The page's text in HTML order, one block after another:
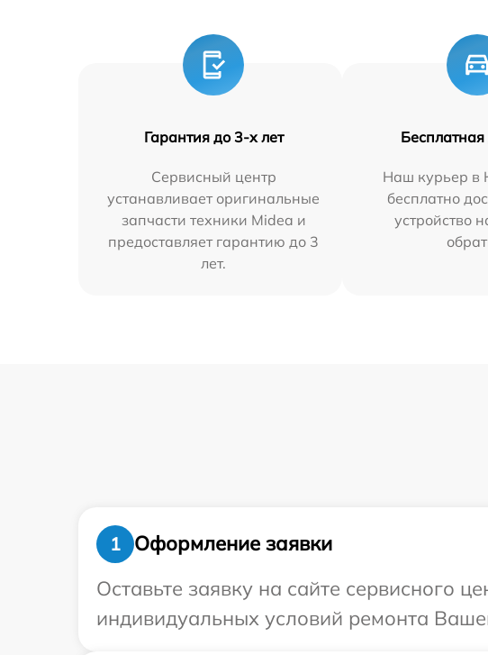
Гарантия до 3-х лет
Сервисный центр
устанавливает оригинальные
запчасти техники Midea и
предоставляет гарантию до 3
лет.
Бесплатная
Наш курьер в
бесплатно
устройство
1
Оформление заявки
Оставьте заявку на сайте сервисного
индивидуальных условий ремонта